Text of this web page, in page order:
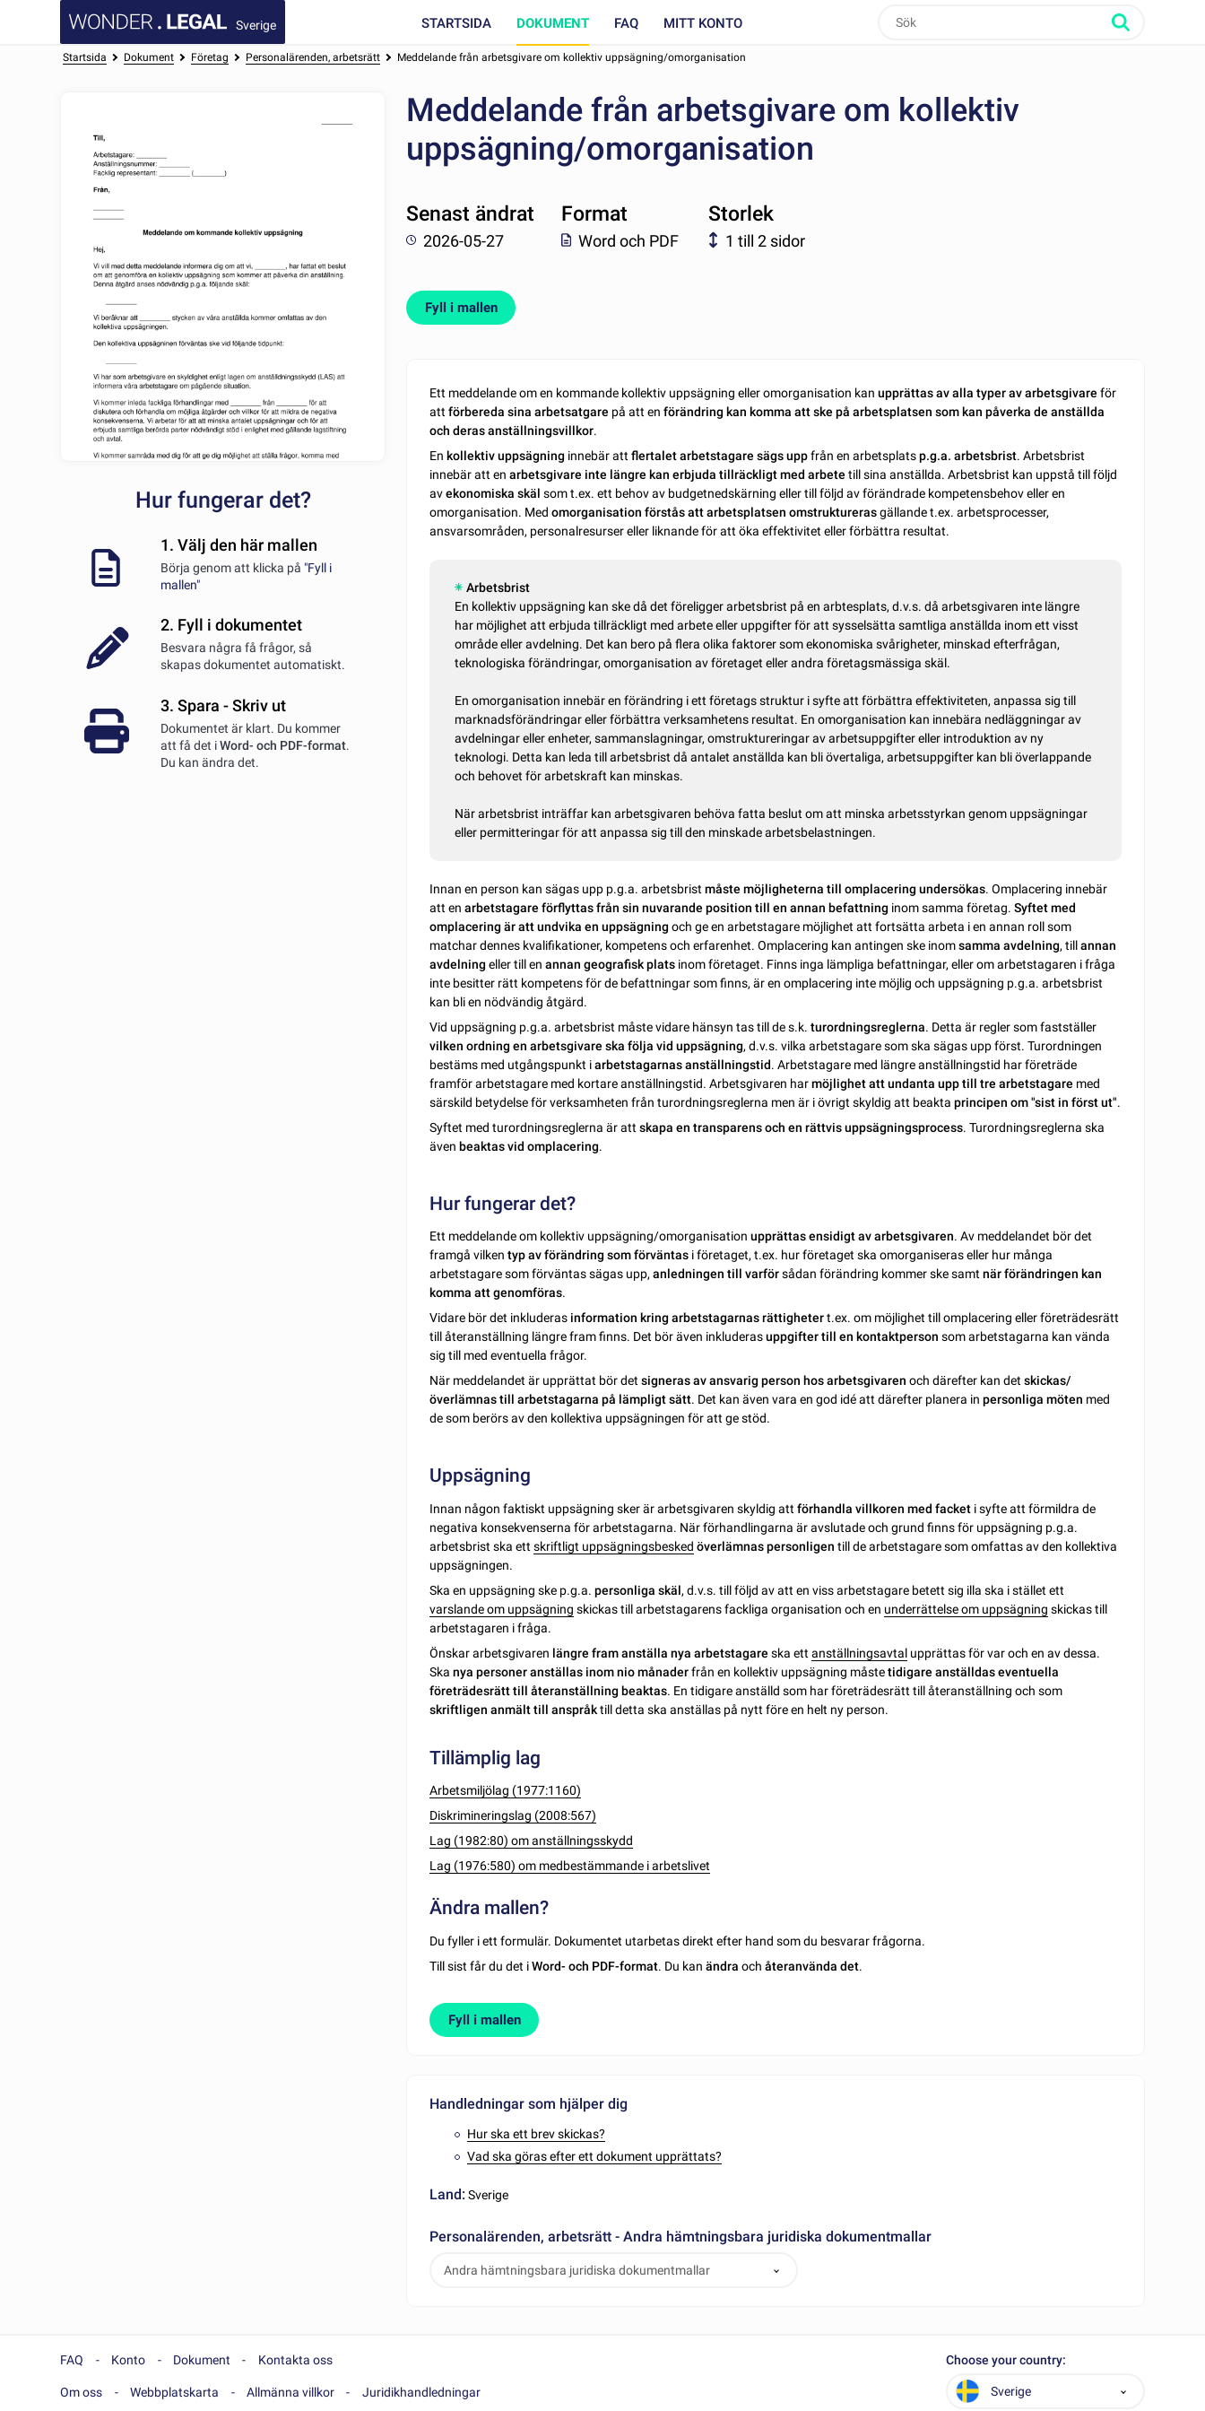
Sverige STARTSIDA DOKUMENT FAQ MITT KONTO
Startsida Dokument Företag Personalärenden, arbetsrätt Meddelande från arbetsgivare om kollektiv uppsägning/omorganisation
Hur fungerar det?
1. Välj den här mallen
Börja genom att klicka på "Fyll i
mallen"
2. Fyll i dokumentet
Besvara några få frågor, så
skapas dokumentet automatiskt.
3. Spara - Skriv ut
Dokumentet är klart. Du kommer
att få det iWord- och PDF-format.
Du kan ändra det.
Meddelande från arbetsgivare om kollektiv
uppsägning/omorganisation
Senast ändrat
2026-05-27
Format
Word och PDF
Storlek
1 till 2 sidor
Fyll i mallen
Ett meddelande om en kommande kollektiv uppsägning eller omorganisation kanupprättas av alla typer av arbetsgivareför
attförbereda sina arbetsatgare på att en förändring kan komma att ske på arbetsplatsen som kan påverka de anställda
och deras anställningsvillkor.
En kollektiv uppsägning innebär attflertalet arbetstagare sägs uppfrån en arbetsplatsp.g.a. arbetsbrist. Arbetsbrist
innebär att enarbetsgivare inte längre kan erbjuda tillräckligt med arbete till sina anställda. Arbetsbrist kan uppstå till följd
avekonomiska skäl som t.ex. ett behov av budgetnedskärning eller till följd av förändrade kompetensbehov eller en
omorganisation. Medomorganisation förstås att arbetsplatsen omstrukturerasgällande t.ex. arbetsprocesser,
ansvarsområden, personalresurser eller liknande för att öka effektivitet eller förbättra resultat.
Arbetsbrist
En kollektiv uppsägning kan ske då det föreligger arbetsbrist på en arbtesplats, d.v.s. då arbetsgivaren inte längre
har möjlighet att erbjuda tillräckligt med arbete eller uppgifter för att sysselsätta samtliga anställda inom ett visst
område eller avdelning. Det kan bero på flera olika faktorer som ekonomiska svårigheter, minskad efterfrågan,
teknologiska förändringar, omorganisation av företaget eller andra företagsmässiga skäl.
En omorganisation innebär en förändring i ett företags struktur i syfte att förbättra effektiviteten, anpassa sig till
marknadsförändringar eller förbättra verksamhetens resultat. En omorganisation kan innebära nedläggningar av
avdelningar eller enheter, sammanslagningar, omstruktureringar av arbetsuppgifter eller introduktion av ny
teknologi. Detta kan leda till arbetsbrist då antalet anställda kan bli övertaliga, arbetsuppgifter kan bli överlappande
och behovet för arbetskraft kan minskas.
När arbetsbrist inträffar kan arbetsgivaren behöva fatta beslut om att minska arbetsstyrkan genom uppsägningar
eller permitteringar för att anpassa sig till den minskade arbetsbelastningen.
Innan en person kan sägas upp p.g.a. arbetsbristmåste möjligheterna till omplacering undersökas. Omplacering innebär
att enarbetstagare förflyttas från sin nuvarande position till en annan befattning inom samma företag.Syftet med
omplacering är att undvika en uppsägning och ge en arbetstagare möjlighet att fortsätta arbeta i en annan roll som
matchar dennes kvalifikationer, kompetens och erfarenhet. Omplacering kan antingen ske inomsamma avdelning, tillannan
avdelning eller till enannan geografisk plats inom företaget. Finns inga lämpliga befattningar, eller om arbetstagaren i fråga
inte besitter rätt kompetens för de befattningar som finns, är en omplacering inte möjlig och uppsägning p.g.a. arbetsbrist
kan bli en nödvändig åtgärd.
Vid uppsägning p.g.a. arbetsbrist måste vidare hänsyn tas till de s.k.turordningsreglerna. Detta är regler som fastställer
vilken ordning en arbetsgivare ska följa vid uppsägning, d.v.s. vilka arbetstagare som ska sägas upp först. Turordningen
bestäms med utgångspunkt iarbetstagarnas anställningstid. Arbetstagare med längre anställningstid har företräde
framför arbetstagare med kortare anställningstid. Arbetsgivaren harmöjlighet att undanta upp till tre arbetstagare med
särskild betydelse för verksamheten från turordningsreglerna men är i övrigt skyldig att beaktaprincipen om "sist in först ut".
Syftet med turordningsreglerna är attskapa en transparens och en rättvis uppsägningsprocess. Turordningsreglerna ska
även beaktas vid omplacering.
Hur fungerar det?
Ett meddelande om kollektiv uppsägning/omorganisationupprättas ensidigt av arbetsgivaren. Av meddelandet bör det
framgå vilkentyp av förändring som förväntas i företaget, t.ex. hur företaget ska omorganiseras eller hur många
arbetstagare som förväntas sägas upp,anledningen till varförsådan förändring kommer ske samtnär förändringen kan
komma att genomföras.
Vidare bör det inkluderas information kring arbetstagarnas rättighetert.ex. om möjlighet till omplacering eller företrädesrätt
till återanställning längre fram finns. Det bör även inkluderasuppgifter till en kontaktperson som arbetstagarna kan vända
sig till med eventuella frågor.
När meddelandet är upprättat bör detsigneras av ansvarig person hos arbetsgivaren och därefter kan detskickas/
överlämnas till arbetstagarna på lämpligt sätt. Det kan även vara en god idé att därefter planera inpersonliga möten med
de som berörs av den kollektiva uppsägningen för att ge stöd.
Uppsägning
Innan någon faktiskt uppsägning sker är arbetsgivaren skyldig attförhandla villkoren med facket i syfte att förmildra de
negativa konsekvenserna för arbetstagarna. När förhandlingarna är avslutade och grund finns för uppsägning p.g.a.
arbetsbrist ska ettskriftligt uppsägningsbesked överlämnas personligen till de arbetstagare som omfattas av den kollektiva
uppsägningen.
Ska en uppsägning ske p.g.a.personliga skäl, d.v.s. till följd av att en viss arbetstagare betett sig illa ska i stället ett
varslande om uppsägning skickas till arbetstagarens fackliga organisation och en underrättelse om uppsägning skickas till
arbetstagaren i fråga.
Önskar arbetsgivaren längre fram anställa nya arbetstagare ska ettanställningsavtal upprättas för var och en av dessa.
Skanya personer anställas inom nio månaderfrån en kollektiv uppsägning måstetidigare anställdas eventuella
företrädesrätt till återanställning beaktas. En tidigare anställd som har företrädesrätt till återanställning och som
skriftligen anmält till anspråktill detta ska anställas på nytt före en helt ny person.
Tillämplig lag
Arbetsmiljölag (1977:1160)
Diskrimineringslag (2008:567)
Lag (1982:80) om anställningsskydd
Lag (1976:580) om medbestämmande i arbetslivet
Ändra mallen?
Du fyller i ett formulär. Dokumentet utarbetas direkt efter hand som du besvarar frågorna.
Till sist får du det iWord- och PDF-format. Du kanändra ochåteranvända det.
Fyll i mallen
Handledningar som hjälper dig
Hur ska ett brev skickas?
Vad ska göras efter ett dokument upprättats?
Land: Sverige
Personalärenden, arbetsrätt - Andra hämtningsbara juridiska dokumentmallar
Andra hämtningsbara juridiska dokumentmallar
FAQ Konto Dokument Kontakta oss
Om oss Webbplatskarta Allmänna villkor Juridikhandledningar
Choose your country:
Sverige